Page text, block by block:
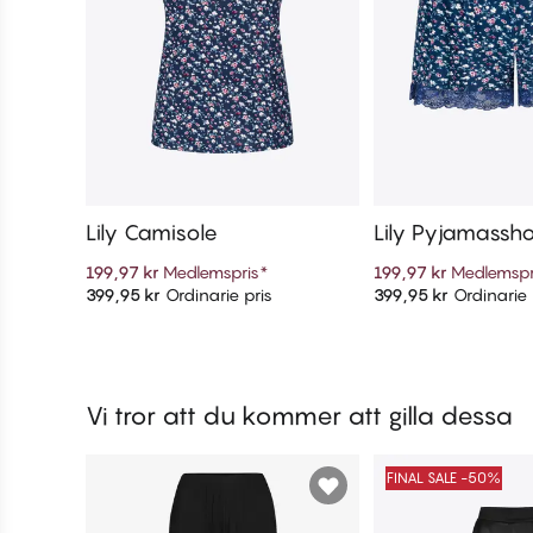
Lägg till i varukorg
Lily Camisole
199,97 kr Medlemspris*
399,95 kr Ordinarie pris Lägg till i
Lily
199,97 kr
399,95 kr Ordinarie
Vi tror att du kommer att gilla dessa
FINAL SALE -50%